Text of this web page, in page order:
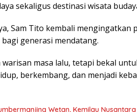
sekaligus destinasi wisata
Sam Tito kembali mengingatkan
generasi mendatang.
warisan masa lalu, tetapi bekal
berkembang, dan menjadi
Wetan, Kemilau